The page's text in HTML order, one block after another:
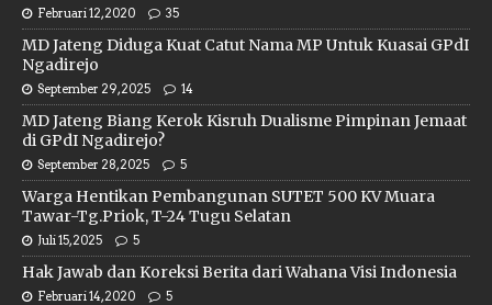
Februari 12, 2020 35
MD Jateng Diduga Kuat Catut Nama MP Untuk Kuasai GPdI
Ngadirejo
September 29, 2025 14
MD Jateng Biang Kerok Kisruh Dualisme Pimpinan Jemaat
di GPdI Ngadirejo?
September 28, 2025 5
Warga Hentikan Pembangunan SUTET 500 KV Muara
Tawar-Tg.Priok, T-24 Tugu Selatan
Juli 15, 2025 5
Hak Jawab dan Koreksi Berita dari Wahana Visi Indonesia
Februari 14, 2020 5